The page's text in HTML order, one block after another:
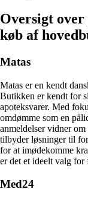
Oversigt
køb af
Matas
Matas er en kendt
Butikken er kendt for
apoteksvarer. Med
omdømme som en
anmeldelser vidner
tilbyder løsninger til
for at imødekomme
er det et ideelt valg for
Med24